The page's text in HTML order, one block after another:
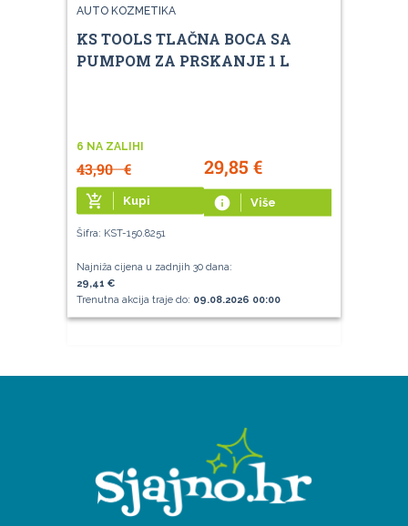
AUTO KOZMETIKA
KS TOOLS TLAČNA BOCA SA
PUMPOM ZA PRSKANJE 1 L
6 NA ZALIHI
43,90€ 29,85 €
add_shopping_cart Kupi info Više
Šifra: KST-150.8251
Najniža cijena u zadnjih 30 dana:
29,41 €
Trenutna akcija traje do: 09.08.2026 00:00